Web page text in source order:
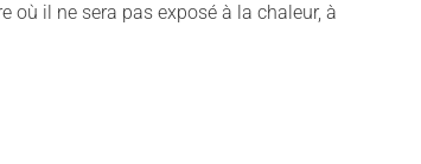
où il ne sera pas exposé à la chaleur, à